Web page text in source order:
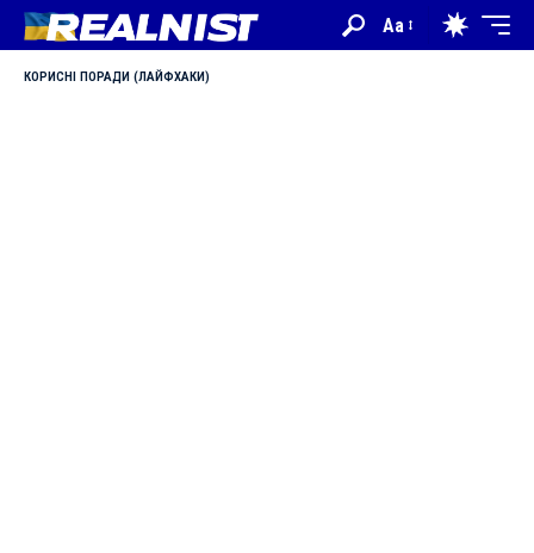
Aa
КОРИСНІ ПОРАДИ (ЛАЙФХАКИ)